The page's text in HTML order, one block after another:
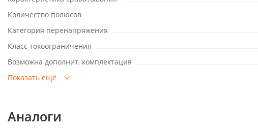
Количество полюсов
Категория перенапряжения
Класс токоограничения
Возможна дополнит. комплектация
Показать ещё
Аналоги